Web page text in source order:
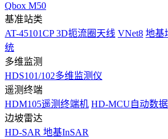
Qbox M50
基准站类
AT-45101CP 3D扼流圈天线 VNet8 地基
统
多维监测
HDS101/102多维监测仪
遥测终端
HDM105遥测终端机 HD-MCU自动数
边坡雷达
HD-SAR 地基InSAR